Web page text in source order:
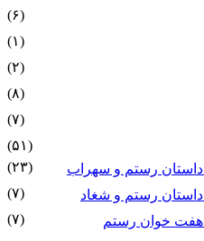
(۶)
(۱)
(۲)
(۸)
(۷)
(۵۱)
داستان رستم و سهراب
(۲۳)
داستان رستم و شغاد
(۷)
هفت خوان رستم‏
(۷)